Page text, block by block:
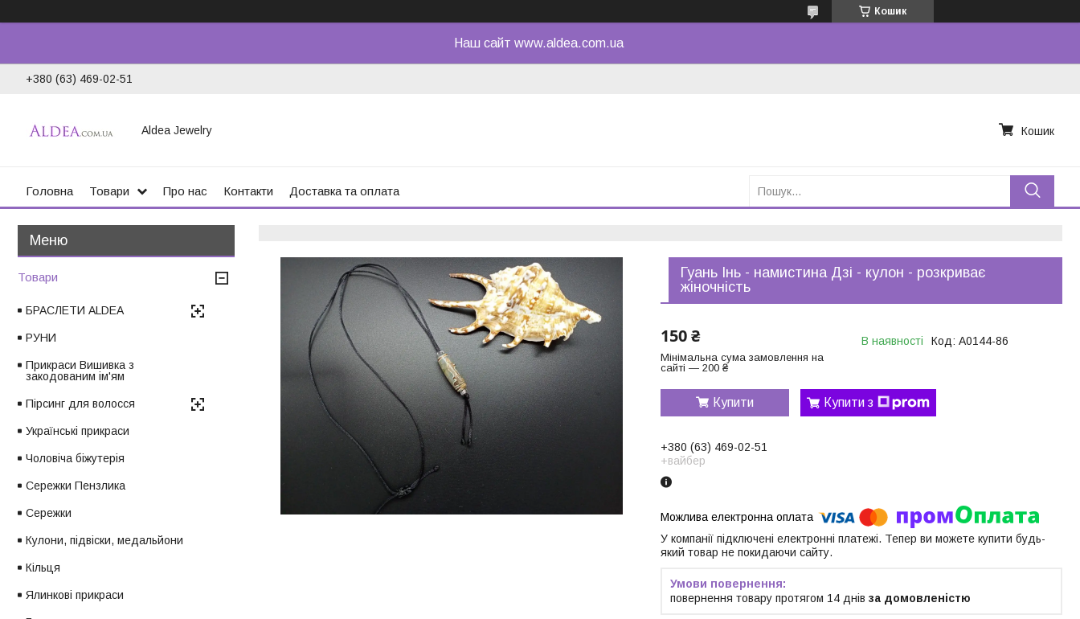
Кошик
Наш сайт www.aldea.com.ua
+380 (63) 469-02-51
Aldea Jewelry Кошик
Головна Товари Про нас Контакти Доставка та оплата
Гуань Інь - намистина Дзі - кулон - розкриває
жіночність
150 ₴
Мінімальна сума замовлення на
сайті — 200 ₴
В наявності Код: A0144-86
Купити Купити з
+380 (63) 469-02-51
+вайбер
У компанії підключені електронні платежі. Тепер ви можете купити будь-
який товар не покидаючи сайту.
повернення товару протягом 14 днів за домовленістю
Товари
БРАСЛЕТИ ALDEA
РУНИ
Прикраси Вишивка з
закодованим ім'ям
Пірсинг для волосся
Українські прикраси
Чоловіча біжутерія
Сережки Пензлика
Сережки
Кулони, підвіски, медальйони
Кільця
Ялинкові прикраси